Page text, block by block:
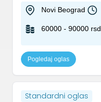
promoter u izložbe...
Novi Beograd
60000 - 90000 rsd
Pogledaj oglas
Standardni oglas